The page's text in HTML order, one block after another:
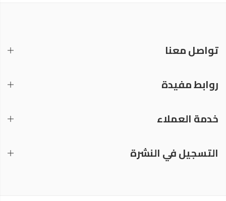
تواصل معنا
روابط مفيدة
خدمة العملاء
التسجيل في النشرة